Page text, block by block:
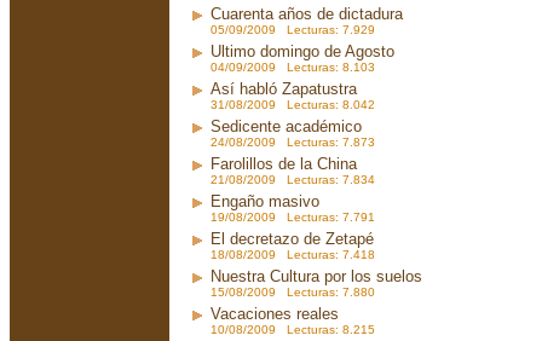
Cuarenta años de dictadura
05/09/2009 Lecturas: 7.929
Ultimo domingo de Agosto
04/09/2009 Lecturas: 8.103
Así habló Zapatustra
31/08/2009 Lecturas: 8.042
Sedicente académico
24/08/2009 Lecturas: 7.873
Farolillos de la China
21/08/2009 Lecturas: 7.834
Engaño masivo
19/08/2009 Lecturas: 7.791
El decretazo de Zetapé
18/08/2009 Lecturas: 7.418
Nuestra Cultura por los suelos
15/08/2009 Lecturas: 7.880
Vacaciones reales
10/08/2009 Lecturas: 8.215